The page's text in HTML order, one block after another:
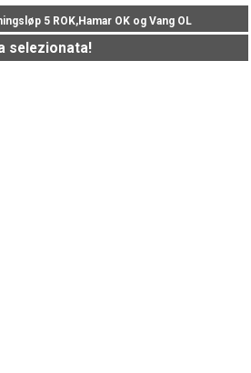
new status: SQ
new status: SQ
è arrivato con il tempo: 35:31 (15)
5 ROK,Hamar OK og Vang OL
selezionata!